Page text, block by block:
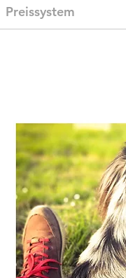
Preissystem